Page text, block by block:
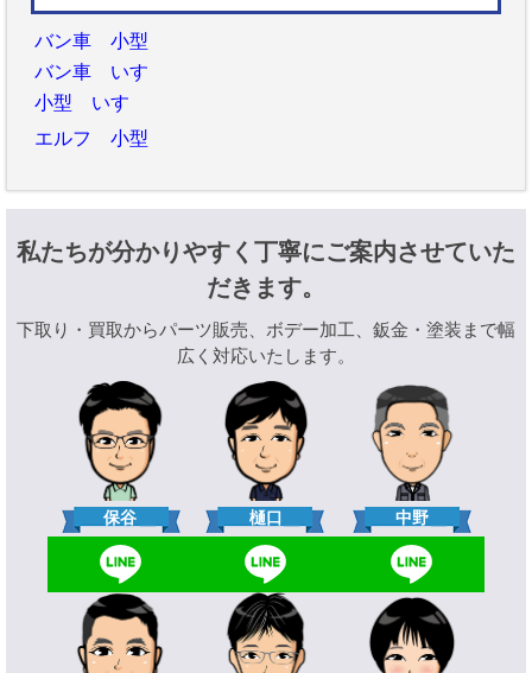
バン車 小型
バン車 いすゞ
小型 いすゞ
エルフ 小型
私たちが分かりやすく丁寧にご案内させていた
だきます。
下取り・買取からパーツ販売、ボデー加工、鈑金・塗装まで幅
広く対応いたします。
保谷 樋口 中野